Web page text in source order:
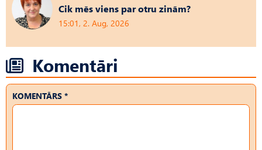
Cik mēs viens par otru zinām?
15:01, 2. Aug, 2026
Komentāri
KOMENTĀRS *